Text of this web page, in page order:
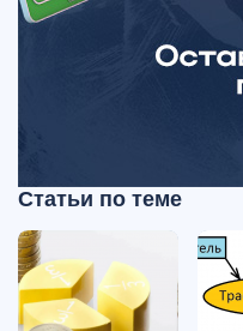
Статьи по теме